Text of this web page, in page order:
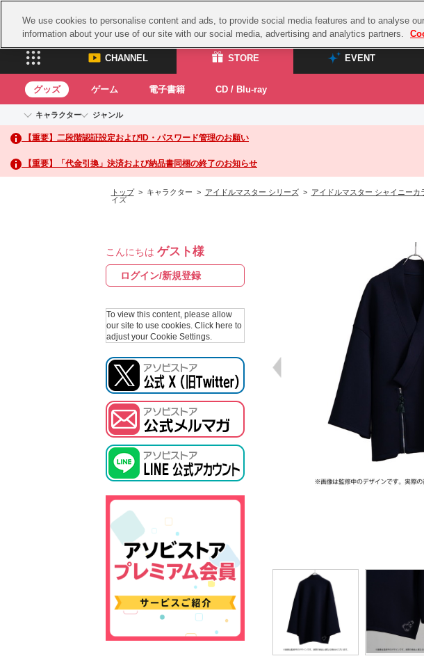
CHANNEL STORE EVENT
CHANNEL
ASOBI CHANNEL TOP
STORE
ASOBI STORE TOP
グッズ
ASOBI
グッズ ゲーム 電子書籍 CD / Blu-ray
キャラクター
アイドルマスターシリーズ
アイドルマスター
アイドルマスター シンデレラガールズ
アイドルマスター ミリオンライブ！
アイドルマスター SideM
プロジェクトアイマス ヴイアライヴ
テイルズ オブ シリーズ
ジャンル
イベントグッズ
トイ・ホビー
【重要】二段階認証設定およびID・パスワード管理のお願い
【重要】「代金引換」決済および納品書同梱の終了のお知らせ
トップ> キャラクター > アイドルマスター シリーズ> アイドルマスター シャイニーカ
イズ
こんにちは ゲスト様
ログイン/新規登録
To view this content, please allow
our site to use cookies. Click here to
adjust your Cookie Settings.
We use cookies to personalise content and ads, to provide social media features and to analyse
information about your use of our site with our social media, advertising and analytics partners.